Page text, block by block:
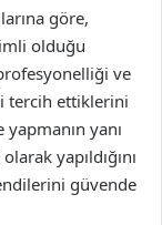
göre,
olduğu
ve
tercih ettiklerini
yanı
yapıldığını
güvende